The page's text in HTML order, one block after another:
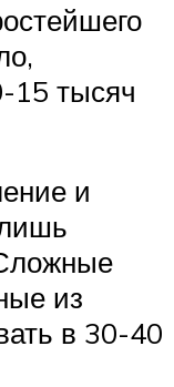
15 тысяч
и
из
в 30-40